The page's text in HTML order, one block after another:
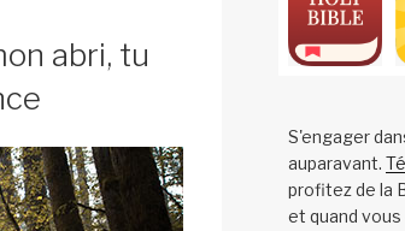
abri, tu
S'engager
auparavant.
profitez de la
et quand vous